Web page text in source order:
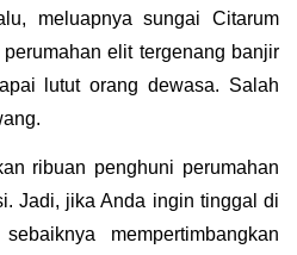
meluapnya sungai Citarum
elit tergenang banjir
lutut orang dewasa. Salah
ribuan penghuni perumahan
Jadi, jika Anda ingin tinggal di
mempertimbangkan